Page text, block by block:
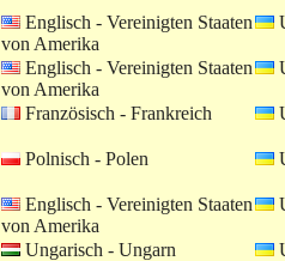
Englisch - Vereinigten Staaten
von Amerika
Englisch - Vereinigten Staaten
von Amerika
Französisch - Frankreich
Polnisch - Polen
Englisch - Vereinigten Staaten
von Amerika
Ungarisch - Ungarn